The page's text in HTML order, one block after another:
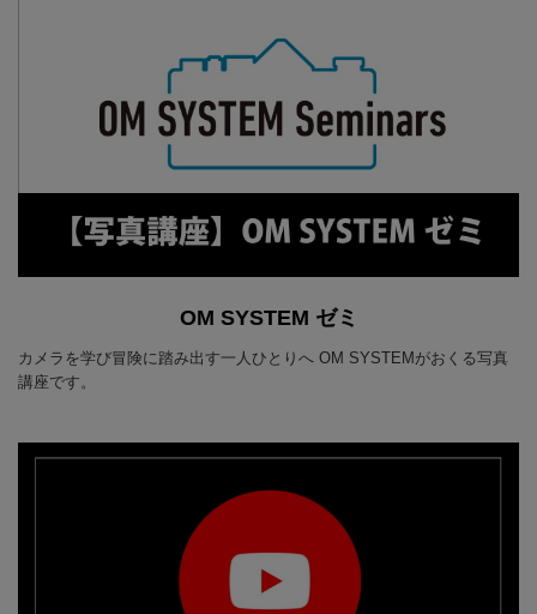
OM SYSTEM ゼミ
カメラを学び冒険に踏み出す一人ひとりへ OM SYSTEMがおくる写真
講座です。